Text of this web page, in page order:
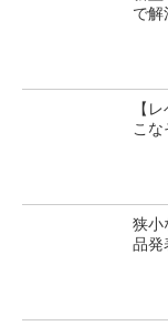
で解
【
こな
狭小
品